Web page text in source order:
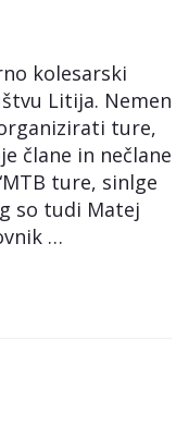
kolesarski
Litija. Nemen
ture,
člane in nečlane
ture, sinlge
so tudi Matej
…